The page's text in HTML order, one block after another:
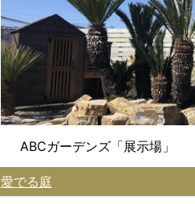
ABCガーデンズ「展示場」
愛でる庭